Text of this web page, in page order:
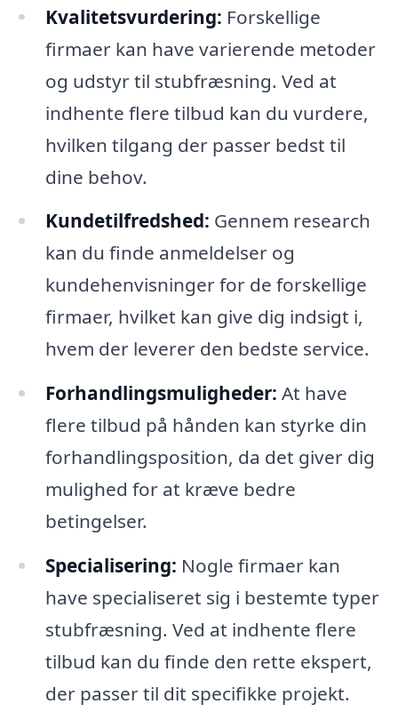
Kvalitetsvurdering: Forskellige
firmaer kan have varierende metoder
og udstyr til stubfræsning. Ved at
indhente flere tilbud kan du vurdere,
hvilken tilgang der passer bedst til
dine behov.
Kundetilfredshed: Gennem research
kan du finde anmeldelser og
kundehenvisninger for de forskellige
firmaer, hvilket kan give dig indsigt i,
hvem der leverer den bedste service.
Forhandlingsmuligheder: At have
flere tilbud på hånden kan styrke din
forhandlingsposition, da det giver dig
mulighed for at kræve bedre
betingelser.
Specialisering: Nogle firmaer kan
have specialiseret sig i bestemte typer
stubfræsning. Ved at indhente flere
tilbud kan du finde den rette ekspert,
der passer til dit specifikke projekt.